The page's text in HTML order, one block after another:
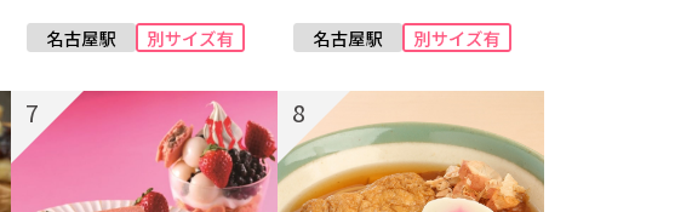
7 8